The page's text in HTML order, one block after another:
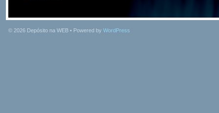
© 2026 Depósito na WEB • Powered by WordPress